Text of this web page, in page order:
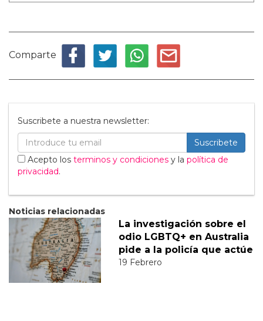
Comparte
Suscribete a nuestra newsletter:
Suscribete
Acepto los terminos y condiciones y la política de
privacidad.
Noticias relacionadas
La investigación sobre el
odio LGBTQ+ en Australia
pide a la policía que actúe
19 Febrero